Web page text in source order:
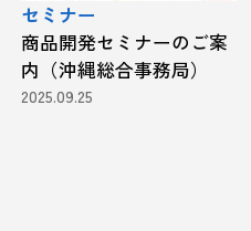
セミナー
商品開発セミナーのご案
内（沖縄総合事務局）
2025.09.25